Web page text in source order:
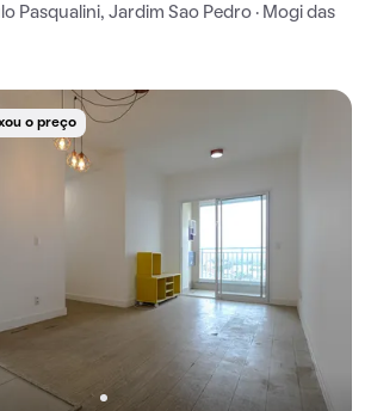
Pasqualini, Jardim Sao Pedro · Mogi das
o preço